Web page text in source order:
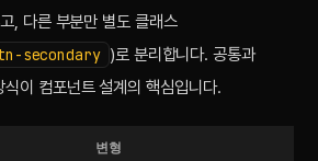
, 다른 부분만 별도 클래스
secondary )로 분리합니다. 공통과
이 컴포넌트 설계의 핵심입니다.
변형